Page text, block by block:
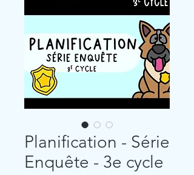
Planification - Série
Enquête - 3e cycle